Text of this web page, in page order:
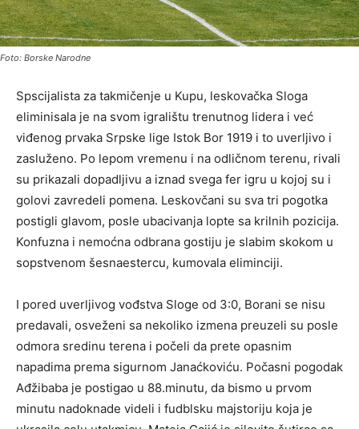
Foto: Borske Narodne
Spscijalista za takmičenje u Kupu, leskovačka Sloga
eliminisala je na svom igralištu trenutnog lidera i već
viđenog prvaka Srpske lige Istok Bor 1919 i to uverljivo i
zasluženo. Po lepom vremenu i na odličnom terenu, rivali
su prikazali dopadljivu a iznad svega fer igru u kojoj su i
golovi zavredeli pomena. Leskovčani su sva tri pogotka
postigli glavom, posle ubacivanja lopte sa krilnih pozicija.
Konfuzna i nemoćna odbrana gostiju je slabim skokom u
sopstvenom šesnaestercu, kumovala eliminciji.
I pored uverljivog vođstva Sloge od 3:0, Borani se nisu
predavali, osveženi sa nekoliko izmena preuzeli su posle
odmora sredinu terena i počeli da prete opasnim
napadima prema sigurnom Janaćkoviću. Počasni pogodak
Ađžibaba je postigao u 88.minutu, da bismo u prvom
minutu nadoknade videli i fudblsku majstoriju koja je